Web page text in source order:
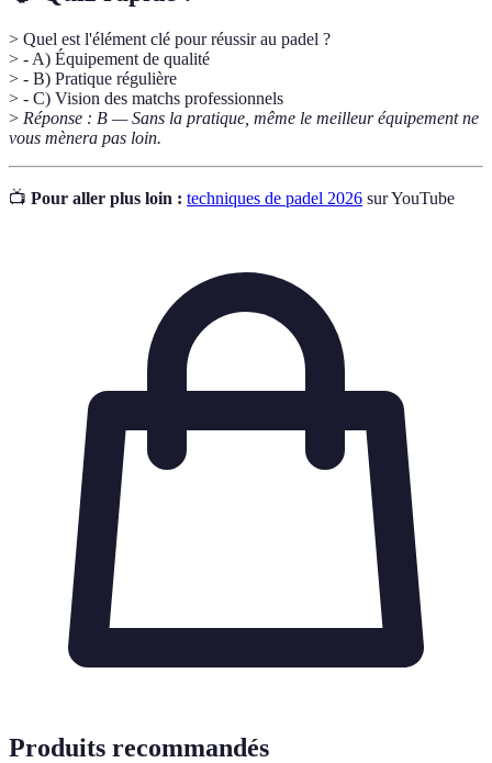
> Quel est l'élément clé pour réussir au padel ?
> - A) Équipement de qualité
> - B) Pratique régulière
> - C) Vision des matchs professionnels
> Réponse : B — Sans la pratique, même le meilleur équipement ne
vous mènera pas loin.
📺 Pour aller plus loin : techniques de padel 2026 sur YouTube
Produits recommandés